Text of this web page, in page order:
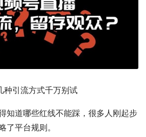
种引流方式千万别试
知道哪些红线不能踩，很多人刚起步
了平台规则。